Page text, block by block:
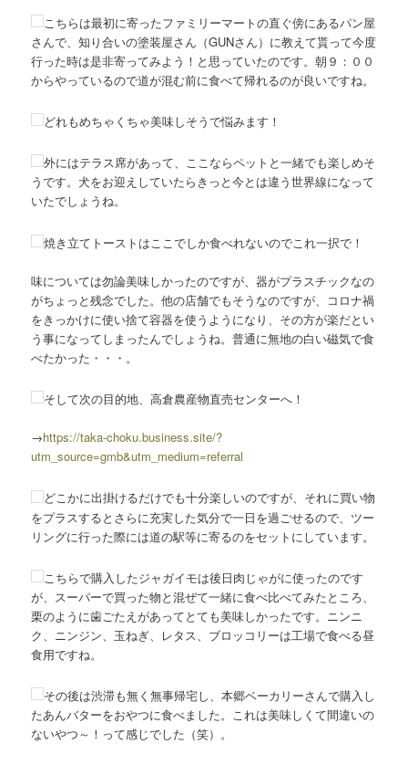
こちらは最初に寄ったファミリーマートの直ぐ傍にあるパン屋
さんで、知り合いの塗装屋さん（GUNさん）に教えて貰って今度
行った時は是非寄ってみよう！と思っていたのです。朝９：００
からやっているので道が混む前に食べて帰れるのが良いですね。
どれもめちゃくちゃ美味しそうで悩みます！
外にはテラス席があって、ここならペットと一緒でも楽しめそ
うです。犬をお迎えしていたらきっと今とは違う世界線になって
いたでしょうね。
焼き立てトーストはここでしか食べれないのでこれ一択で！
味については勿論美味しかったのですが、器がプラスチックなの
がちょっと残念でした。他の店舗でもそうなのですが、コロナ禍
をきっかけに使い捨て容器を使うようになり、その方が楽だとい
う事になってしまったんでしょうね。普通に無地の白い磁気で食
べたかった・・・。
そして次の目的地、高倉農産物直売センターへ！
→https://taka-choku.business.site/?
utm_source=gmb&utm_medium=referral
どこかに出掛けるだけでも十分楽しいのですが、それに買い物
をプラスするとさらに充実した気分で一日を過ごせるので、ツー
リングに行った際には道の駅等に寄るのをセットにしています。
こちらで購入したジャガイモは後日肉じゃがに使ったのです
が、スーパーで買った物と混ぜて一緒に食べ比べてみたところ、
栗のように歯ごたえがあってとても美味しかったです。ニンニ
ク、ニンジン、玉ねぎ、レタス、ブロッコリーは工場で食べる昼
食用ですね。
その後は渋滞も無く無事帰宅し、本郷ベーカリーさんで購入し
たあんバターをおやつに食べました。これは美味しくて間違いの
ないやつ～！って感じでした（笑）。